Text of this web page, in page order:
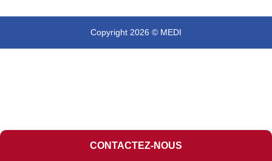
Copyright 2026 © MEDI
CONTACTEZ-NOUS